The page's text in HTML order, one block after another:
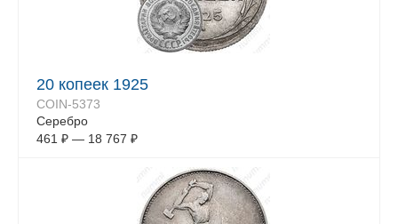
20 копеек 1925
COIN-5373
Серебро
461 ₽ — 18 767 ₽